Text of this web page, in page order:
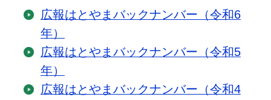
広報はとやまバックナンバー（令和6
年）
広報はとやまバックナンバー（令和5
年）
広報はとやまバックナンバー（令和4